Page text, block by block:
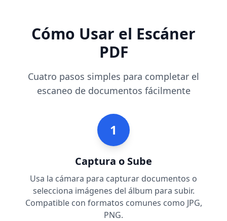
Cómo Usar el Escáner
PDF
Cuatro pasos simples para completar el
escaneo de documentos fácilmente
1
Captura o Sube
Usa la cámara para capturar documentos o
selecciona imágenes del álbum para subir.
Compatible con formatos comunes como JPG,
PNG.